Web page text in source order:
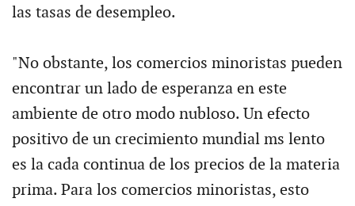
las tasas de desempleo.
"No obstante, los comercios minoristas pueden
encontrar un lado de esperanza en este
ambiente de otro modo nubloso. Un efecto
positivo de un crecimiento mundial ms lento
es la cada continua de los precios de la materia
prima. Para los comercios minoristas, esto